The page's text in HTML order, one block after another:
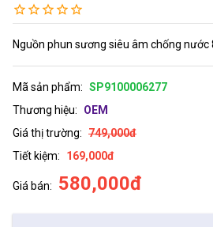
Nguồn phun sương siêu âm chống nước
Mã sản phẩm: SP9100006277
Thương hiệu:
OEM
Giá thị trường: 749,000đ
Tiết kiệm:
169,000đ
Giá bán: 580,000đ